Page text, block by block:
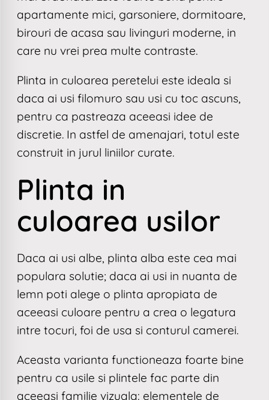
apartamente mici, garsoniere, dormitoare,
birouri de acasa sau livinguri moderne, in
care nu vrei prea multe contraste.
Plinta in culoarea peretelui este ideala si
daca ai usi filomuro sau usi cu toc ascuns,
pentru ca pastreaza aceeasi idee de
discretie. In astfel de amenajari, totul este
construit in jurul liniilor curate.
Plinta in
culoarea usilor
Daca ai usi albe, plinta alba este cea mai
populara solutie; daca ai usi in nuanta de
lemn poti alege o plinta apropiata de
aceeasi culoare pentru a crea o legatura
intre tocuri, foi de usa si conturul camerei.
Aceasta varianta functioneaza foarte bine
pentru ca usile si plintele fac parte din
aceeasi familie vizuala: elementele de